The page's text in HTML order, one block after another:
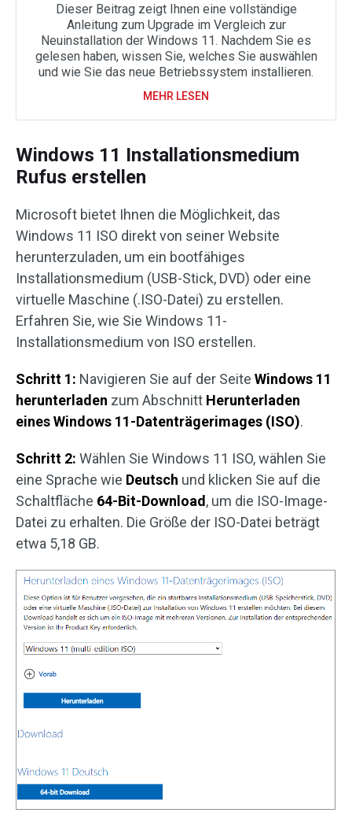
Dieser Beitrag zeigt Ihnen eine vollständige
Anleitung zum Upgrade im Vergleich zur
Neuinstallation der Windows 11. Nachdem Sie es
gelesen haben, wissen Sie, welches Sie auswählen
und wie Sie das neue Betriebssystem installieren.
MEHR LESEN
Windows 11 Installationsmedium
Rufus erstellen
Microsoft bietet Ihnen die Möglichkeit, das
Windows 11 ISO direkt von seiner Website
herunterzuladen, um ein bootfähiges
Installationsmedium (USB-Stick, DVD) oder eine
virtuelle Maschine (.ISO-Datei) zu erstellen.
Erfahren Sie, wie Sie Windows 11-
Installationsmedium von ISO erstellen.
Schritt 1: Navigieren Sie auf der Seite Windows 11
herunterladen zum Abschnitt Herunterladen
eines Windows 11-Datenträgerimages (ISO).
Schritt 2: Wählen Sie Windows 11 ISO, wählen Sie
eine Sprache wie Deutsch und klicken Sie auf die
Schaltfläche 64-Bit-Download, um die ISO-Image-
Datei zu erhalten. Die Größe der ISO-Datei beträgt
etwa 5,18 GB.